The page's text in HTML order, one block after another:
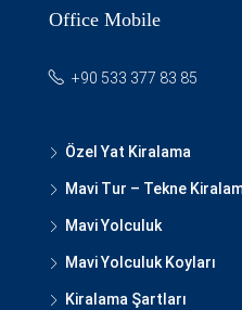
Office Mobile
+90 533 377 83 85
Özel Yat Kiralama
Mavi Tur – Tekne
Mavi Yolculuk
Mavi Yolculuk Koyları
Kiralama Şartları